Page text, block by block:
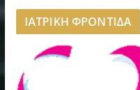
ΙΑΤΡΙΚΗ ΦΡΟΝΤΙΔΑ